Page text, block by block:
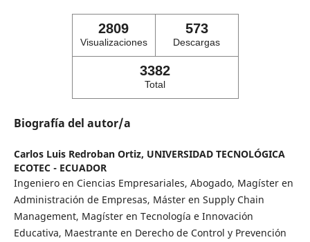
2809
Visualizaciones
573
Descargas
3382
Total
Biografía del autor/a
Carlos Luis Redroban Ortiz, UNIVERSIDAD TECNOLÓGICA
ECOTEC - ECUADOR
Ingeniero en Ciencias Empresariales, Abogado, Magíster en
Administración de Empresas, Máster en Supply Chain
Management, Magíster en Tecnología e Innovación
Educativa, Maestrante en Derecho de Control y Prevención